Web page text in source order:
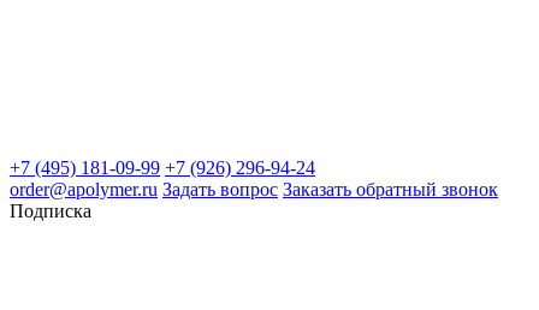
+7 (495) 181-09-99 +7 (926) 296-94-24
order@apolymer.ru Задать вопрос Заказать обратный звонок
Подписка